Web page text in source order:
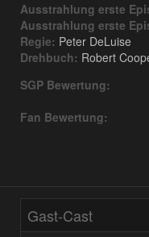
Ausstrahlung erste
Ausstrahlung erste
Regie: Peter DeLuise
Drehbuch: Robert
SGP Bewertung:
Fan Bewertung:
Gast-Cast